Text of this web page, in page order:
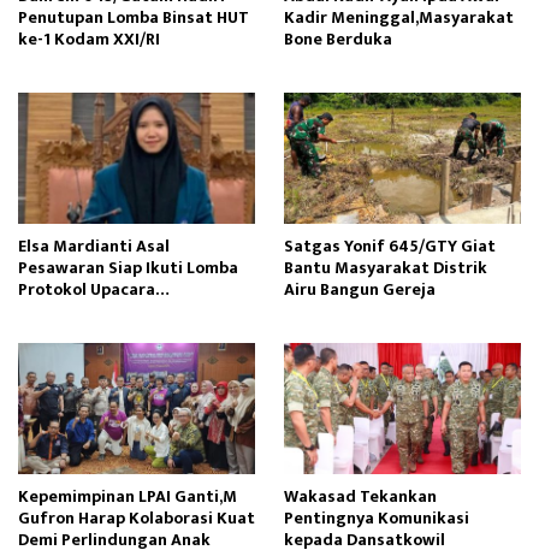
Penutupan Lomba Binsat HUT
ke-1 Kodam XXI/RI
Kadir Meninggal,Masyarakat
Bone Berduka
Elsa Mardianti Asal
Pesawaran Siap Ikuti Lomba
Protokol Upacara
Satgas Yonif 645/GTY Giat
Bantu Masyarakat Distrik
Airu Bangun Gereja ‎
Kepemimpinan LPAI Ganti,M
Gufron Harap Kolaborasi Kuat
Demi Perlindungan Anak
Wakasad Tekankan
Pentingnya Komunikasi
kepada Dansatkowil